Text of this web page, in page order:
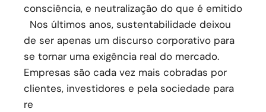
consciência, e neutralização do que é emitido
Nos últimos anos, sustentabilidade deixou
de ser apenas um discurso corporativo para
se tornar uma exigência real do mercado.
Empresas são cada vez mais cobradas por
clientes, investidores e pela sociedade para
re